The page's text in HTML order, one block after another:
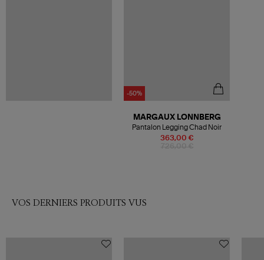
-50%
363,00 €
MARGAUX LONNBERG
Pantalon Legging Chad Noir
VOS DERNIERS PRODUITS VUS